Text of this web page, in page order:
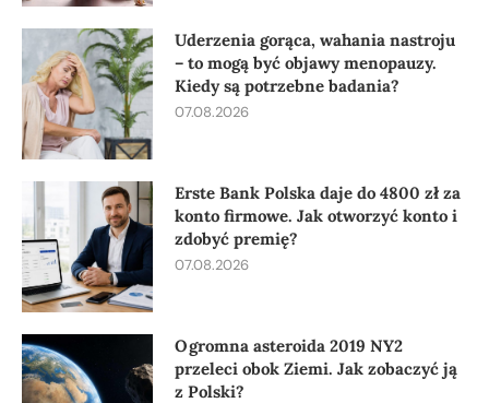
Uderzenia gorąca, wahania nastroju
– to mogą być objawy menopauzy.
Kiedy są potrzebne badania?
07.08.2026
Erste Bank Polska daje do 4800 zł za
konto firmowe. Jak otworzyć konto i
zdobyć premię?
07.08.2026
Ogromna asteroida 2019 NY2
przeleci obok Ziemi. Jak zobaczyć ją
z Polski?